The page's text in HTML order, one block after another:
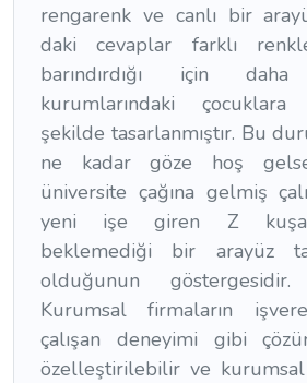
rengarenk ve canlı bir
daki cevaplar farklı
barındırdığı için
kurumlarındaki
şekilde tasarlanmıştır. Bu
ne kadar göze hoş
üniversite çağına gelmiş
yeni işe giren Z
beklemediği bir arayüz
olduğunun
Kurumsal firmaların
çalışan deneyimi gibi
özelleştirilebilir ve